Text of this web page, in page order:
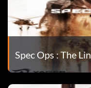
Spec Ops : The